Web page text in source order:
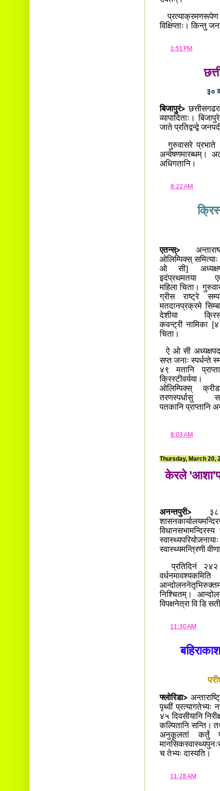
प्रत्याक्रमणरूपेण
विक्षिप्ताः। किन्तु
1:51 PM
३०
बिजापुरं>
व्यापादिताः।
जाते प्रतिद्वन्द्वे
गुरुवासरे प्रभाते
अन्वेषणमारब्धम्।
अधिगतानि।
8:22 AM
एतन्स्>
ओलिम्पिक्स्
ओ सी]
इदंप्रथमतया
महिला चिता।
ग्रीस राष्ट्रे
मतदानप्रक्रमे
देशीया
कवन्ट्री नामिका
चिता।
ऐ ओ सी
सप्त जनाः स्पर्धन्ते
४९ मतानि
क्रिस्टीवर्यया।
ओलिम्पिक्स्
तरणस्पर्धासु
पतकानि प्राप्तानि
8:03 AM
Thursday, March 20,
केरले
अनन्तपुरी>३८
स्वास्थ्यमन्त्रिणी
प्रतिदिनं २४२
निश्चितम्।
विपक्षनेत्रा वि डि
11:30 AM
फ्लोरिडा>
पृथ्वीं प्रत्यागतेभ्यः
४५ दिवसीयानि
कल्पितानि सन्ति।
अनुकूलतां कर्तुं
च तेभ्यः दास्यति।
11:28 AM